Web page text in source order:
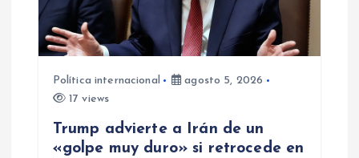
e
n
Política internacional
agosto 5, 2026
17 views
Trump advierte a Irán de un
«golpe muy duro» si retrocede en